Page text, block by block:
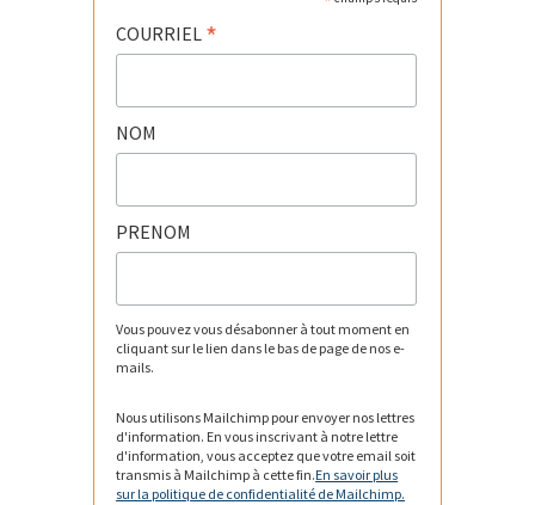
COURRIEL *
NOM
PRENOM
Vous pouvez vous désabonner à tout moment en
cliquant sur le lien dans le bas de page de nos e-
mails.
Nous utilisons Mailchimp pour envoyer nos lettres
d'information. En vous inscrivant à notre lettre
d'information, vous acceptez que votre email soit
transmis à Mailchimp à cette fin.En savoir plus
sur la politique de confidentialité de Mailchimp.